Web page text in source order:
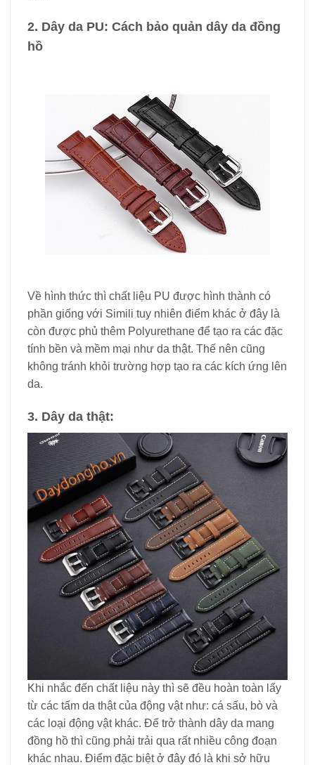
2. Dây da PU: Cách bảo quản dây da đồng
hồ
Về hình thức thì chất liệu PU được hình thành có
phần giống với Simili tuy nhiên điểm khác ở đây là
còn được phủ thêm Polyurethane để tạo ra các đặc
tính bền và mềm mại như da thật. Thế nên cũng
không tránh khỏi trường hợp tạo ra các kích ứng lên
da.
3. Dây da thật:
Khi nhắc đến chất liệu này thì sẽ đều hoàn toàn lấy
từ các tấm da thật của động vật như: cá sấu, bò và
các loại động vật khác. Để trở thành dây da mang
đồng hồ thì cũng phải trải qua rất nhiều công đoạn
khác nhau. Điểm đặc biệt ở đây đó là khi sở hữu